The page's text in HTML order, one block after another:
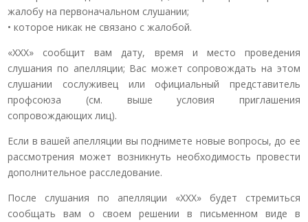
жалобу на первоначальном слушании;
• которое никак не связано с жалобой.
«ХХХ» сообщит вам дату, время и место проведения
слушания по апелляции; Вас может сопровождать на этом
слушании сослуживец или официальный представитель
профсоюза (см. выше условия приглашения
сопровождающих лиц).
Если в вашей апелляции вы поднимете новые вопросы, до ее
рассмотрения может возникнуть необходимость провести
дополнительное расследование.
После слушания по апелляции «ХХХ» будет стремиться
сообщать вам о своем решении в письменном виде в